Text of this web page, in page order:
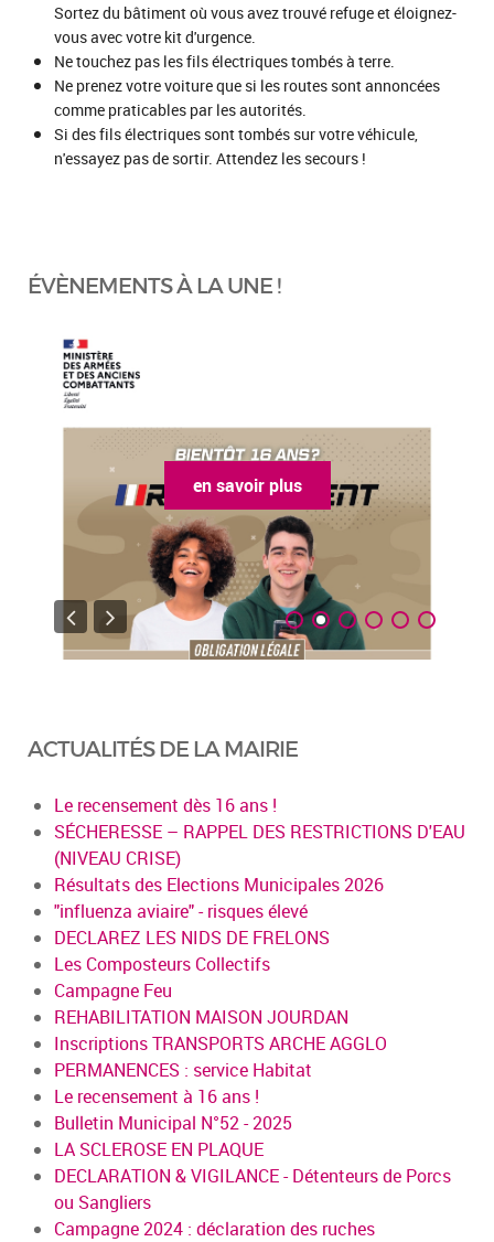
Sortez du bâtiment où vous avez trouvé refuge et éloignez-
vous avec votre kit d'urgence.
Ne touchez pas les fils électriques tombés à terre.
Ne prenez votre voiture que si les routes sont annoncées
comme praticables par les autorités.
Si des fils électriques sont tombés sur votre véhicule,
n'essayez pas de sortir. Attendez les secours !
ÉVÈNEMENTS À LA UNE !
en savoir plus
ACTUALITÉS DE LA MAIRIE
Le recensement dès 16 ans !
SÉCHERESSE – RAPPEL DES RESTRICTIONS D'EAU
(NIVEAU CRISE)
Résultats des Elections Municipales 2026
"influenza aviaire" - risques élevé
DECLAREZ LES NIDS DE FRELONS
Les Composteurs Collectifs
Campagne Feu
REHABILITATION MAISON JOURDAN
Inscriptions TRANSPORTS ARCHE AGGLO
PERMANENCES : service Habitat
Le recensement à 16 ans !
Bulletin Municipal N°52 - 2025
LA SCLEROSE EN PLAQUE
DECLARATION & VIGILANCE - Détenteurs de Porcs
ou Sangliers
Campagne 2024 : déclaration des ruches